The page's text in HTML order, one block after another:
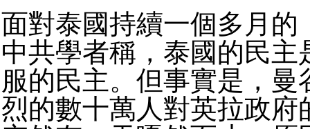
面對泰國持續一個多月的
中共學者稱，泰國的民主
服的民主。但事實是，曼
烈的數十萬人對英拉政府